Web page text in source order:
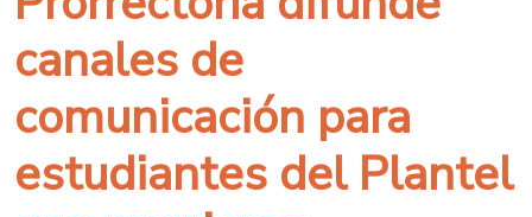
canales de
comunicación para
estudiantes del Plantel